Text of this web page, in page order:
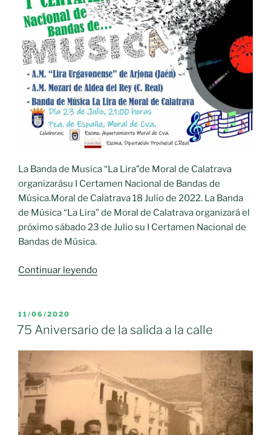
La
Lira.»
La Banda de Musica “La Lira”de Moral de Calatrava
organizarásu I Certamen Nacional de Bandas de
Música.Moral de Calatrava 18 Julio de 2022. La Banda
de Música “La Lira” de Moral de Calatrava organizará el
próximo sábado 23 de Julio su I Certamen Nacional de
Bandas de Música.
Continuar leyendo«I
Bandas
en
Moral
de
Calatrava.»
PUBLICADO
EL
11/06/2020
75 Aniversario de la salida a la calle